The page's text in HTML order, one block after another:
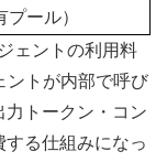
プール）
ェントの利用料
ントが内部で呼び
力トークン・コン
る仕組みになっ